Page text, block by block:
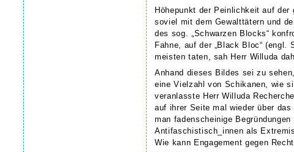
Höhepunkt der Peinlichkeit auf der
soviel mit dem Gewalttätern und
des sog. „Schwarzen Blocks“
Fahne, auf der „Black Bloc“ (engl.
meisten taten, sah Herr Willuda
Anhand dieses Bildes sei zu
eine Vielzahl von Schikanen, wie
veranlasste Herr Willuda
auf ihrer Seite mal wieder über
man fadenscheinige
Antifaschistisch_innen als
Wie kann Engagement gegen